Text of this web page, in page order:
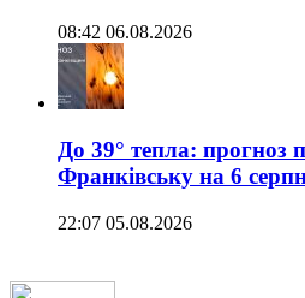
08:42 06.08.2026
До 39° тепла: прогноз
Франківську на 6
22:07 05.08.2026